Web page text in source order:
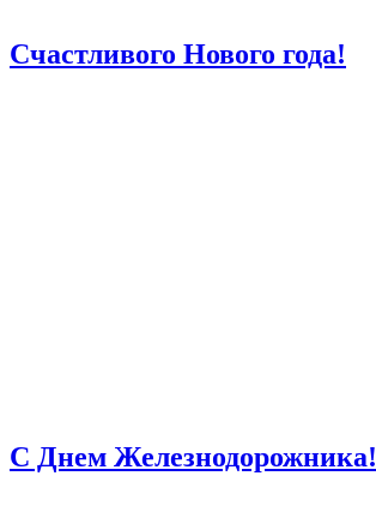
Счастливого Нового года!
С Днем Железнодорожника!